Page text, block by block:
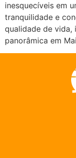
inesquecíveis em
tranquilidade e
qualidade de vida,
panorâmica em